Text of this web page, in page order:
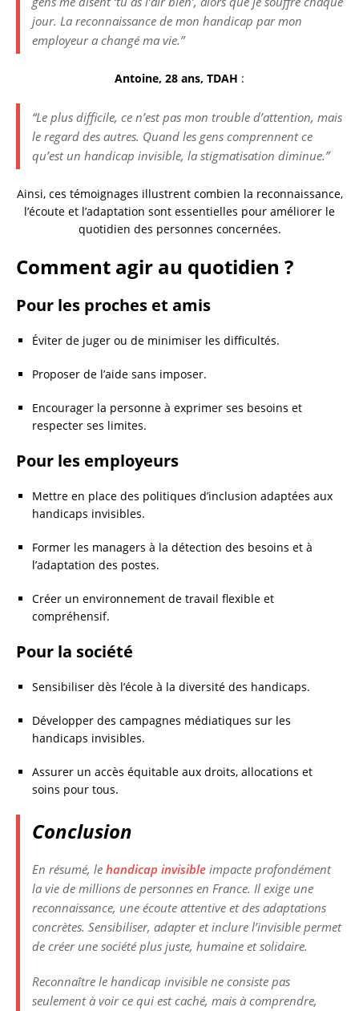
jour. La reconnaissance de mon handicap par mon
employeur a changé ma vie.”
Antoine, 28 ans, TDAH :
“Le plus difficile, ce n’est pas mon trouble d’attention, mais
le regard des autres. Quand les gens comprennent ce
qu’est un handicap invisible, la stigmatisation diminue.”
Ainsi, ces témoignages illustrent combien la reconnaissance,
l’écoute et l’adaptation sont essentielles pour améliorer le
quotidien des personnes concernées.
Comment agir au quotidien ?
Pour les proches et amis
Éviter de juger ou de minimiser les difficultés.
Proposer de l’aide sans imposer.
Encourager la personne à exprimer ses besoins et
respecter ses limites.
Pour les employeurs
Mettre en place des politiques d’inclusion adaptées aux
handicaps invisibles.
Former les managers à la détection des besoins et à
l’adaptation des postes.
Créer un environnement de travail flexible et
compréhensif.
Pour la société
Sensibiliser dès l’école à la diversité des handicaps.
Développer des campagnes médiatiques sur les
handicaps invisibles.
Assurer un accès équitable aux droits, allocations et
soins pour tous.
Conclusion
En résumé, le handicap invisible impacte profondément
la vie de millions de personnes en France. Il exige une
reconnaissance, une écoute attentive et des adaptations
concrètes. Sensibiliser, adapter et inclure l’invisible permet
de créer une société plus juste, humaine et solidaire.
Reconnaître le handicap invisible ne consiste pas
seulement à voir ce qui est caché, mais à comprendre,